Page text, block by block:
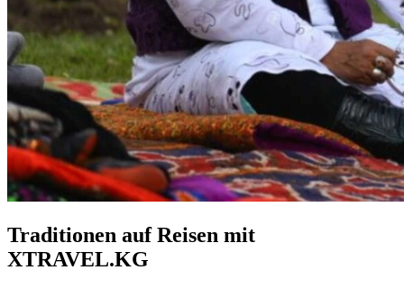
Traditionen auf Reisen mit
XTRAVEL.KG